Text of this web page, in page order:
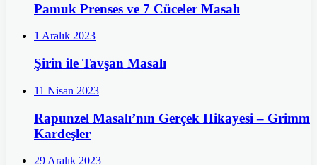
Pamuk Prenses ve 7 Cüceler Masalı
1 Aralık 2023
Şirin ile Tavşan Masalı
11 Nisan 2023
Rapunzel Masalı’nın Gerçek Hikayesi – Grimm
Kardeşler
29 Aralık 2023